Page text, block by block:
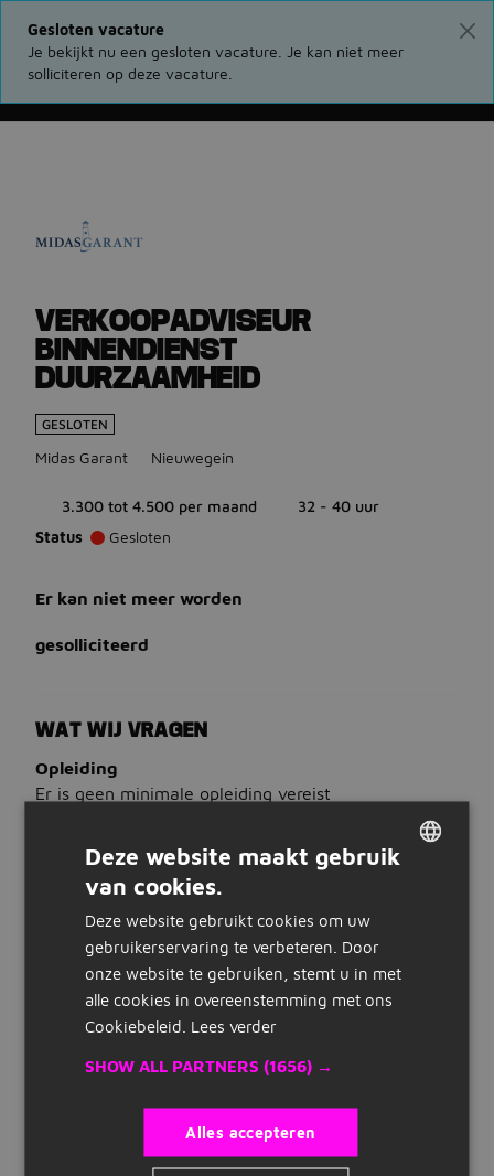
Gesloten vacature
Je bekijkt nu een gesloten vacature. Je kan niet meer
solliciteren op deze vacature.
VERKOOPADVISEUR
BINNENDIENST
DUURZAAMHEID
GESLOTEN
Midas Garant Nieuwegein
3.300 tot 4.500 per maand
32 - 40 uur
Status
Gesloten
Er kan niet meer worden
gesolliciteerd
WAT WIJ VRAGEN
Opleiding
Er is geen minimale opleiding vereist
Liefst 1 jaar telefonische verkoop ervaring
Bij voorkeur beheers je Nederlands
WAT WIJ BIEDEN
Salaris
€ 3.300 tot € 4.500 per maand
32 tot 40 uur per week
fulltime, parttime
VACATUREBESCHRIJVING
Snelle links
Inschrijven
Deze website maakt gebruik
van cookies.
Deze website gebruikt cookies om uw
gebruikerservaring te verbeteren. Door
onze website te gebruiken, stemt u in met
alle cookies in overeenstemming met ons
Cookiebeleid. Lees verder
SHOW ALL PARTNERS (1656) →
Alles accepteren